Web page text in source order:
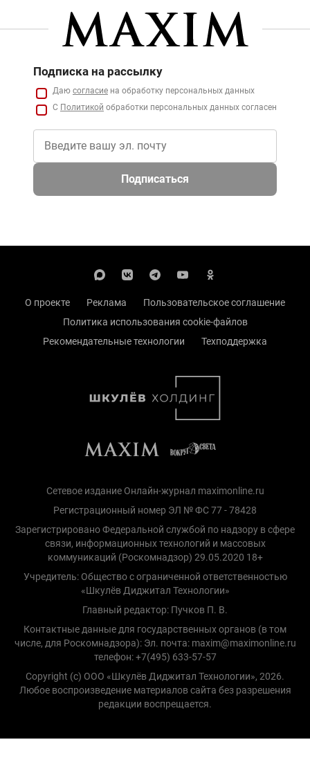
Подписка на рассылку
Даю согласие на обработку персональных данных
С Политикой обработки персональных данных согласен
Подписаться
О проекте Реклама
Пользовательское соглашение
Политика использования cookie-файлов
Рекомендательные технологии
Техподдержка
Сетевое издание Онлайн-журнал maximonline.ru
Регистрационный номер ЭЛ № ФС 77 - 78428
Зарегистрировано Федеральной службой по надзору в сфере
связи, информационных технологий и массовых
коммуникаций (Роскомнадзор) 29.05.2020 18+
Учредитель: Общество с ограниченной ответственностью
«Шкулёв Диджитал Технологии»
Главный редактор: Пучков П. В.
Контактные данные для государственных органов (в том
числе, для Роскомнадзора): Эл. почта: maxim@maximonline.ru
телефон: +7(495) 633-57-57
Copyright (с) ООО «Шкулёв Диджитал Технологии», 2026.
Любое воспроизведение материалов сайта без разрешения
редакции воспрещается.